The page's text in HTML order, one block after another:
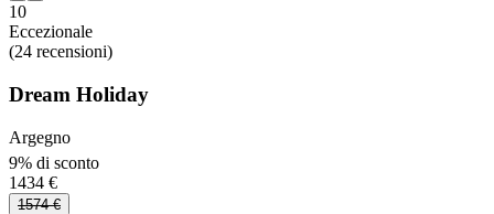
10
Eccezionale
(24 recensioni)
Dream Holiday
Argegno
9% di sconto
1434 €
1574 €